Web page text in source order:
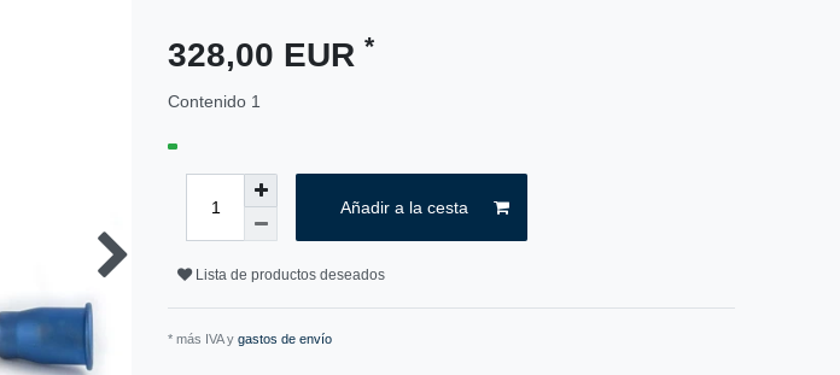
328,00 EUR *
Contenido 1
Añadir a la cesta
Lista de productos deseados
* más IVA y gastos de envío